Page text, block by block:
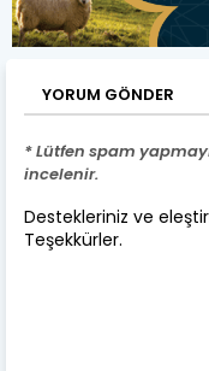
YORUM GÖNDER
* Lütfen spam
incelenir.
Destekleriniz ve
Teşekkürler.